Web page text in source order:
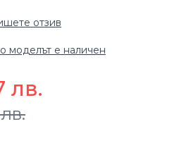
отзив
моделът е наличен
лв.